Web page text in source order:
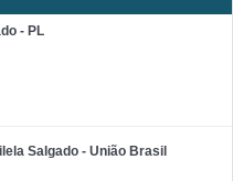
- PL
Salgado - União Brasil